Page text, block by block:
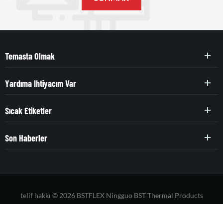
Temasta Olmak
Yardıma Ihtiyacım Var
Sıcak Etiketler
Son Haberler
telif hakkı © 2026 BSTFLEX Ningguo BST Thermal Products